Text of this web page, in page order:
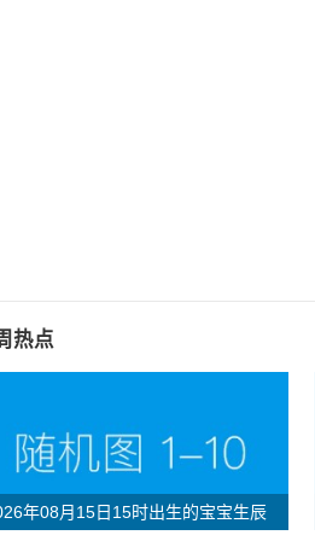
热点
年08月15日15时出生的宝宝生辰